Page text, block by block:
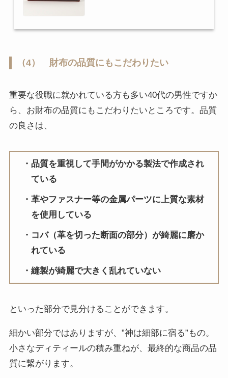
（4） 財布の品質にもこだわりたい
重要な役職に就かれている方も多い40代の男性ですか
ら、お財布の品質にもこだわりたいところです。品質
の良さは、
品質を重視して手間がかかる製法で作成され
ている
革やファスナー等の金属パーツに上質な素材
を使用している
コバ（革を切った断面の部分）が綺麗に磨か
れている
縫製が綺麗で大きく乱れていない
といった部分で見分けることができます。
細かい部分ではありますが、”神は細部に宿る”もの。
小さなディティールの積み重ねが、最終的な商品の品
質に繋がります。